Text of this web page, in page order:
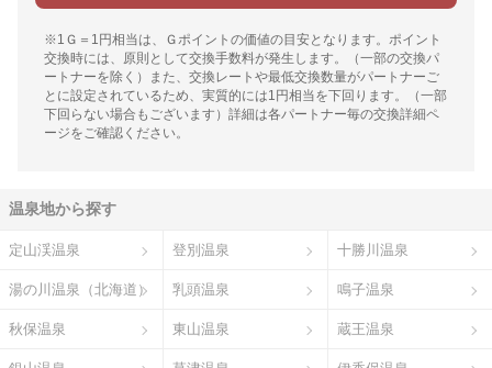
※1Ｇ＝1円相当は、Ｇポイントの価値の目安となります。ポイント
交換時には、原則として交換手数料が発生します。（一部の交換パ
ートナーを除く）また、交換レートや最低交換数量がパートナーご
とに設定されているため、実質的には1円相当を下回ります。（一部
下回らない場合もございます）詳細は各パートナー毎の交換詳細ペ
ージをご確認ください。
温泉地から探す
定山渓温泉 登別温泉 十勝川温泉
湯の川温泉（北海道） 乳頭温泉 鳴子温泉
秋保温泉 東山温泉 蔵王温泉